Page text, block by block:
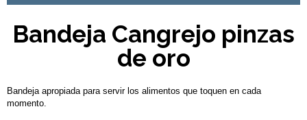
Bandeja Cangrejo pinzas
de oro
Bandeja apropiada para servir los alimentos que toquen en cada
momento.